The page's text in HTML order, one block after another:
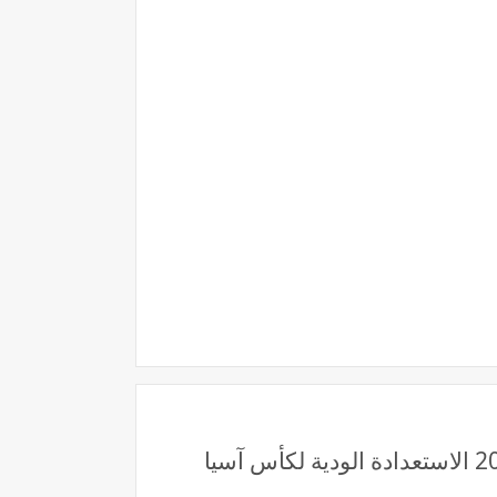
قناة ktv sport لايف رابط مشاهدة مباراة الكويت وأوزبكستان بث مباشر بتاريخ 9-10-2025 الاستعدادة الودية لكأس آسيا